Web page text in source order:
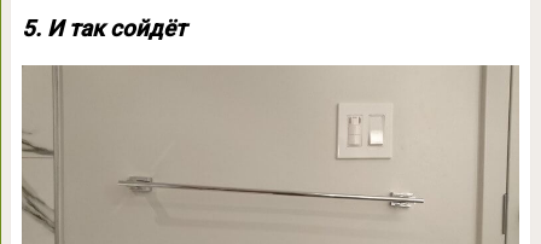
5. И так сойдёт